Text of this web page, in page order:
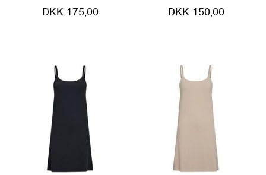
DKK 175,00 DKK 150,00